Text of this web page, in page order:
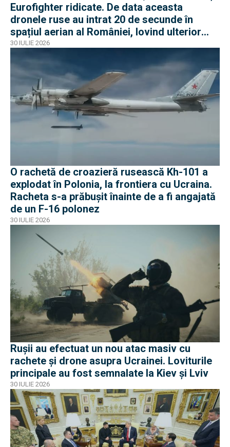
Eurofighter ridicate. De data aceasta
dronele ruse au intrat 20 de secunde în
spațiul aerian al României, lovind ulterior
Ucraina
30 IULIE 2026
O rachetă de croazieră rusească Kh-101 a
explodat în Polonia, la frontiera cu Ucraina.
Racheta s-a prăbușit înainte de a fi angajată
de un F-16 polonez
30 IULIE 2026
Rușii au efectuat un nou atac masiv cu
rachete și drone asupra Ucrainei. Loviturile
principale au fost semnalate la Kiev și Lviv
30 IULIE 2026